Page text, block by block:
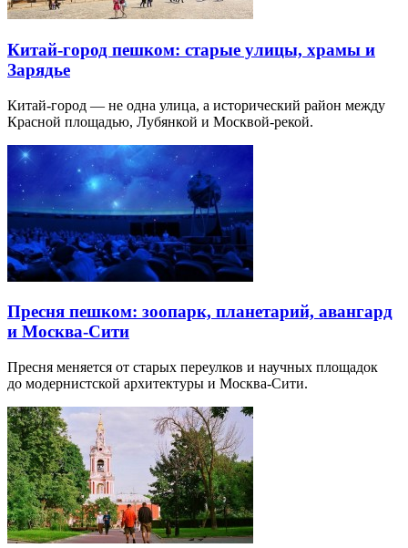
Китай-город пешком: старые улицы, храмы и
Зарядье
Китай-город — не одна улица, а исторический район между
Красной площадью, Лубянкой и Москвой-рекой.
Пресня пешком: зоопарк, планетарий, авангард
и Москва-Сити
Пресня меняется от старых переулков и научных площадок
до модернистской архитектуры и Москва-Сити.